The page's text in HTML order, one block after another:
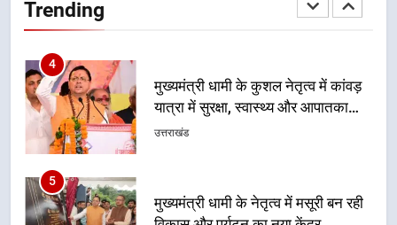
Trending
यात्रा में सुरक्षा, स्वास्थ्य और आपातकालीन
5
मुख्यमंत्री धामी के नेतृत्व में मसूरी बन रही
विकास और पर्यटन का नया केंद्र
6
आपदा के मलबे से उम्मीद की नई सुबह,